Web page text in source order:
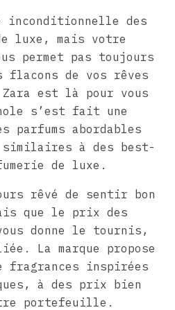
inconditionnelle des
luxe, mais votre
permet pas toujours
de vos rêves
est là pour vous
s’est fait une
parfums abordables
similaires à des best-
de luxe.
rêvé de sentir bon
que le prix des
donne le tournis,
La marque propose
fragrances inspirées
à des prix bien
portefeuille.